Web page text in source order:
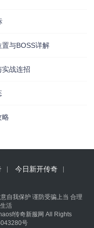
与BOSS详解
战连招
略
今日新开传奇
自我保护 谨防受骗上当 合理
活
传奇新服网 All Rights
号